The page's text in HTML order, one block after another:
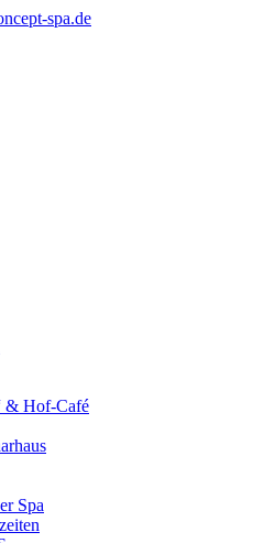
spa.de
& Hof-Café
Spa